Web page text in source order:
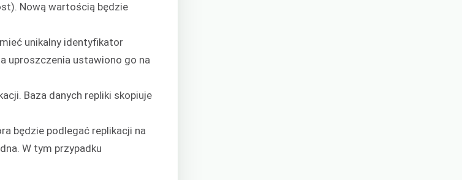
Nową wartością będzie
unikalny identyfikator
uproszczenia ustawiono go na
Baza danych repliki skopiuje
będzie podlegać replikacji na
W tym przypadku